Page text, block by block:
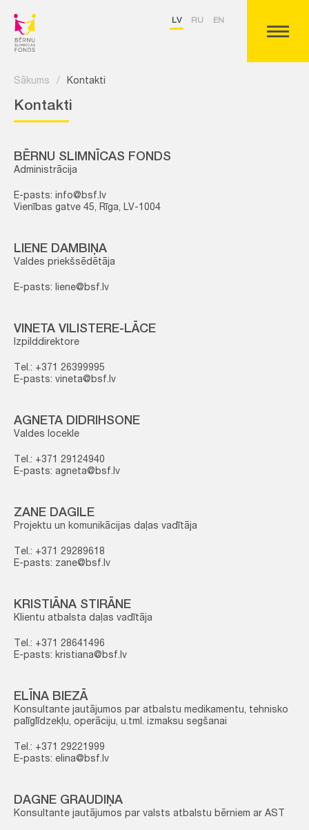
LV RU EN
Sākums / Kontakti
Kontakti
BĒRNU SLIMNĪCAS FONDS
Administrācija
E-pasts: info@bsf.lv
Vienības gatve 45, Rīga, LV-1004
LIENE DAMBIŅA
Valdes priekšsēdētāja
E-pasts: liene@bsf.lv
VINETA VILISTERE-LĀCE
Izpilddirektore
Tel.: +371 26399995
E-pasts: vineta@bsf.lv
AGNETA DIDRIHSONE
Valdes locekle
Tel.: +371 29124940
E-pasts: agneta@bsf.lv
ZANE DAGILE
Projektu un komunikācijas daļas vadītāja
Tel.: +371 29289618
E-pasts: zane@bsf.lv
KRISTIĀNA STIRĀNE
Klientu atbalsta daļas vadītāja
Tel.: +371 28641496
E-pasts: kristiana@bsf.lv
ELĪNA BIEZĀ
Konsultante jautājumos par atbalstu medikamentu, tehnisko
palīglīdzekļu, operāciju, u.tml. izmaksu segšanai
Tel.: +371 29221999
E-pasts: elina@bsf.lv
DAGNE GRAUDIŅA
Konsultante jautājumos par valsts atbalstu bērniem ar AST